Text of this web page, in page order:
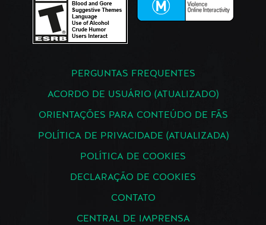
PERGUNTAS FREQUENTES
ACORDO DE USUÁRIO (ATUALIZADO)
ORIENTAÇÕES PARA CONTEÚDO DE FÃS
POLÍTICA DE PRIVACIDADE (ATUALIZADA)
POLÍTICA DE COOKIES
DECLARAÇÃO DE COOKIES
CONTATO
CENTRAL DE IMPRENSA